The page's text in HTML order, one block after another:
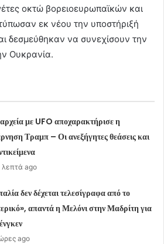
οκτώ βορειοευρωπαϊκών και
εκ νέου την υποστήριξή
δεσμεύθηκαν να συνεχίσουν την
Ουκρανία.
με UFO αποχαρακτήρισε η
Τραμπ – Οι ανεξήγητες θεάσεις και
λεπτά ago
δεν δέχεται τελεσίγραφα από το
απαντά η Μελόνι στην Μαδρίτη για
ago